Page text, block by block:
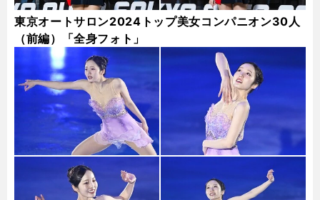
東京オートサロン2024トップ美女コンパニオン30人
（前編）「全身フォト」